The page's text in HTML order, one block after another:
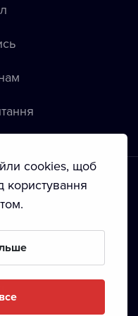
• Автoрські права
cookies, щоб
користування